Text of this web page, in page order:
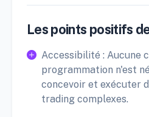
Les points positifs
Accessibilité : Aucune
programmation n'est
concevoir et exécuter
trading complexes.